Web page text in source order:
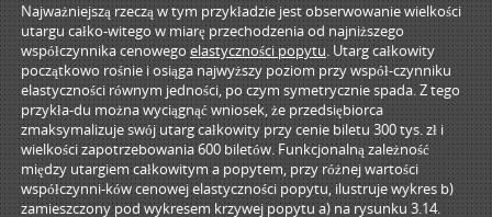
Najważniejszą rzeczą w tym przykładzie jest obserwowanie wielkości
utargu całko-witego w miarę przechodzenia od najniższego
współczynnika cenowegoelastyczności popytu. Utarg całkowity
początkowo rośnie i osiąga najwyższy poziom przy współ-czynniku
elastyczności równym jedności, po czym symetrycznie spada. Z tego
przykła-du można wyciągnąć wniosek, że przedsiębiorca
zmaksymalizuje swój utarg całkowity przy cenie biletu 300 tys. zł i
wielkości zapotrzebowania 600 biletów. Funkcjonalną zależność
między utargiem całkowitym a popytem, przy różnej wartości
współczynni-ków cenowej elastyczności popytu, ilustruje wykres b)
zamieszczony pod wykresem krzywej popytu a) na rysunku 3.14.